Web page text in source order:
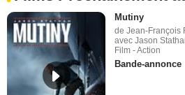
Mutiny
de Jean-François
avec Jason
Film - Action
Bande-annonce